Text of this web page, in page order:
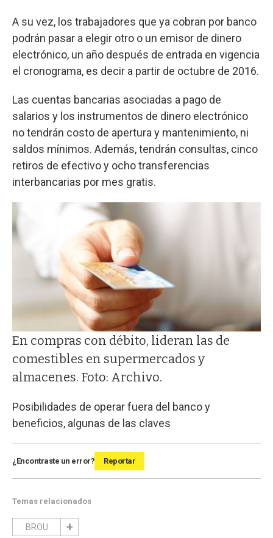
A su vez, los trabajadores que ya cobran por banco
podrán pasar a elegir otro o un emisor de dinero
electrónico, un año después de entrada en vigencia
el cronograma, es decir a partir de octubre de 2016.
Las cuentas bancarias asociadas a pago de
salarios y los instrumentos de dinero electrónico
no tendrán costo de apertura y mantenimiento, ni
saldos mínimos. Además, tendrán consultas, cinco
retiros de efectivo y ocho transferencias
interbancarias por mes gratis.
En compras con débito, lideran las de
comestibles en supermercados y
almacenes. Foto: Archivo.
Posibilidades de operar fuera del banco y
beneficios, algunas de las claves
¿Encontraste un error? Reportar
Temas relacionados
BROU